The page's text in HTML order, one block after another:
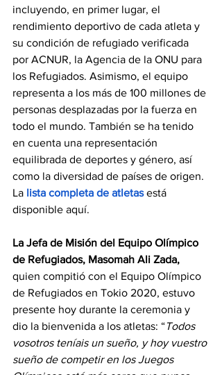
incluyendo, en primer lugar, el
rendimiento deportivo de cada atleta y
su condición de refugiado verificada
por ACNUR, la Agencia de la ONU para
los Refugiados. Asimismo, el equipo
representa a los más de 100 millones de
personas desplazadas por la fuerza en
todo el mundo. También se ha tenido
en cuenta una representación
equilibrada de deportes y género, así
como la diversidad de países de origen.
La lista completa de atletas está
disponible aquí.
La Jefa de Misión del Equipo Olímpico
de Refugiados, Masomah Ali Zada,
quien compitió con el Equipo Olímpico
de Refugiados en Tokio 2020, estuvo
presente hoy durante la ceremonia y
dio la bienvenida a los atletas: “Todos
vosotros teníais un sueño, y hoy vuestro
sueño de competir en los Juegos